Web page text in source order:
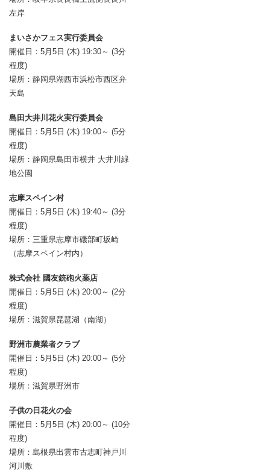
左岸
まいさかフェス実行委員会
開催日：5月5日 (木) 19:30～ (3分
程度)
場所：静岡県湖西市浜松市西区弁
天島
島田大井川花火実行委員会
開催日：5月5日 (木) 19:00～ (5分
程度)
場所：静岡県島田市横井 大井川緑
地公園
志摩スペイン村
開催日：5月5日 (木) 19:40～ (3分
程度)
場所：三重県志摩市磯部町坂崎
（志摩スペイン村内）
株式会社 國友銃砲火薬店
開催日：5月5日 (木) 20:00～ (2分
程度)
場所：滋賀県琵琶湖（南湖）
野洲市農業者クラブ
開催日：5月5日 (木) 20:00～ (5分
程度)
場所：滋賀県野洲市
子供の日花火の会
開催日：5月5日 (木) 20:00～ (10分
程度)
場所：島根県出雲市古志町神戸川
河川敷